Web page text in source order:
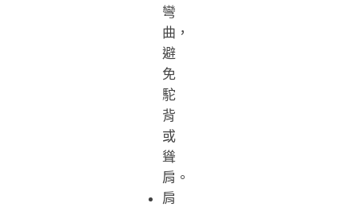
彎
曲，
避
免
駝
背
或
聳
肩。
肩